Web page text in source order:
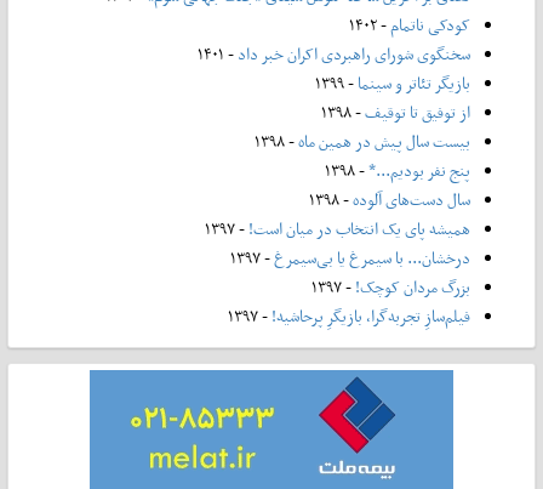
کودکی ناتمام- ۱۴۰۲
سخنگوی شورای راهبردی اکران خبر داد- ۱۴۰۱
بازیگر تئاتر و سینما- ۱۳۹۹
از توفیق تا توقیف- ۱۳۹۸
بیست سال پیش در همین ماه- ۱۳۹۸
پنج نفر بودیم...*- ۱۳۹۸
سال دست‌های آلوده- ۱۳۹۸
همیشه پای یک انتخاب در میان است!- ۱۳۹۷
درخشان... با سیمرغ یا بی‌سیمرغ- ۱۳۹۷
بزرگ مردان کوچک!- ۱۳۹۷
فیلم‌سازِ تجربه‌گرا، بازیگرِ پرحاشیه!- ۱۳۹۷